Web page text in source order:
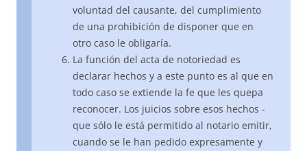
voluntad del causante, del cumplimiento
de una prohibición de disponer que en
otro caso le obligaría.
La función del acta de notoriedad es
declarar hechos y a este punto es al que en
todo caso se extiende la fe que les quepa
reconocer. Los juicios sobre esos hechos -
que sólo le está permitido al notario emitir,
cuando se le han pedido expresamente y